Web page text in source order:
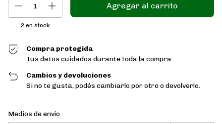
2 en stock
Compra protegida
Tus datos cuidados durante toda la compra.
Cambios y devoluciones
Si no te gusta, podés cambiarlo por otro o devolverlo.
Entregas para el CP:
Medios de envío